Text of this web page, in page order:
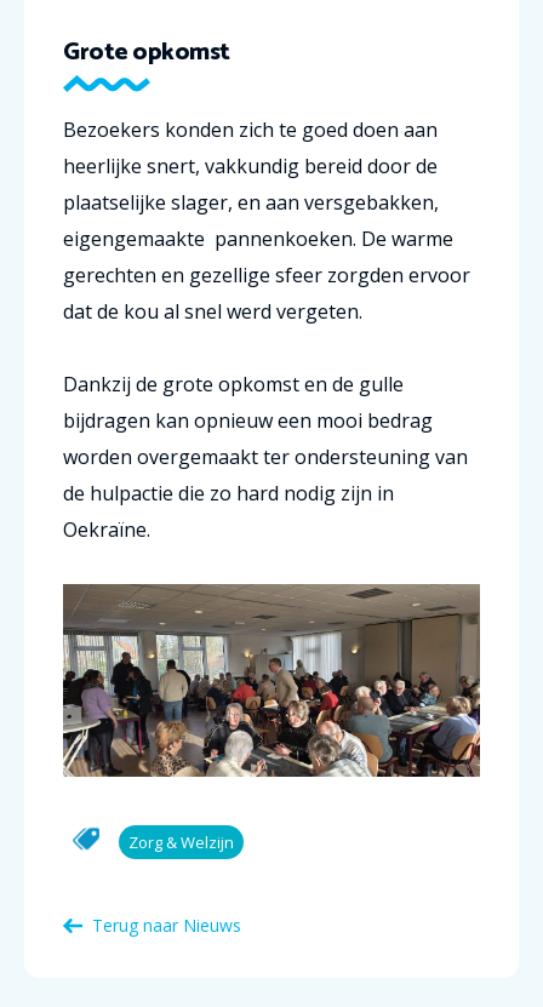
Grote opkomst
Bezoekers konden zich te goed doen aan
heerlijke snert, vakkundig bereid door de
plaatselijke slager, en aan versgebakken,
eigengemaakte pannenkoeken. De warme
gerechten en gezellige sfeer zorgden ervoor
dat de kou al snel werd vergeten.
Dankzij de grote opkomst en de gulle
bijdragen kan opnieuw een mooi bedrag
worden overgemaakt ter ondersteuning van
de hulpactie die zo hard nodig zijn in
Oekraïne.
Zorg & Welzijn
Terug naar Nieuws